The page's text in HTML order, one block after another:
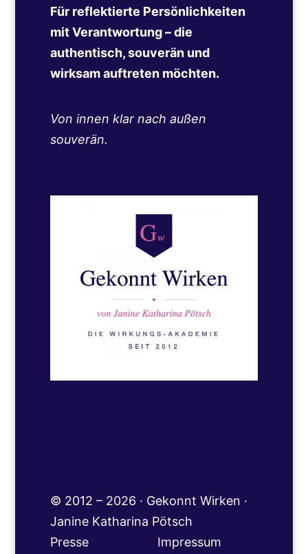
Für reflektierte Persönlichkeiten
mit Verantwortung – die
authentisch, souverän und
wirksam auftreten möchten.
Von innen klar nach außen
souverän.
© 2012 – 2026 · Gekonnt Wirken ·
Janine Katharina Pötsch
Presse
Impressum